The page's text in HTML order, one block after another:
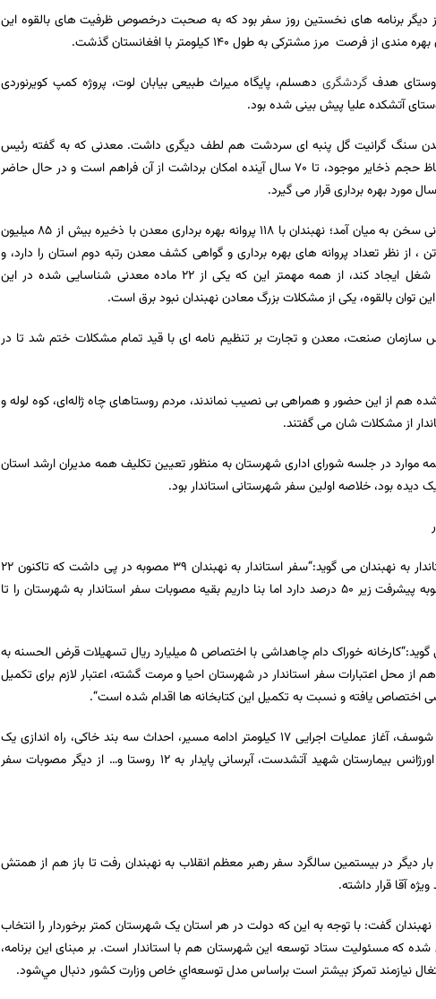
دیگر برنامه های نخستین روز سفر بود که به صحبت درخصوص ظرفیت های بالقوه این
مرز مشترکی به طول 140 کیلومتر با افغانستان گذشت.
هدف گردشگری دهسلم، پایگاه میراث طبیعی بیابان لوت، پروژه کمپ کویرنوردی
آتشکده علیا پیش بینی شده بود.
معدن سنگ گرانیت گل پنبه ای سردشت هم لطف دیگری داشت. معدنی که به گفته رئیس
حجم ذخایر موجود، تا ۷۰سال آینده امکان برداشت از آن فراهم است و در حال حاضر
مورد بهره برداری قرار می گیرد.
به میان آمد؛ نهبندانبا ۱۱۸ پروانه بهره‌ ‌برداری معدن با ذخیره بیش از ۸۵میلیون
، از نظر تعداد پروانه های بهره ‌برداری و گواهی کشف معدن رتبه دوم استان را دارد، و
شغل ایجاد کند، از همه مهمتر این که یکی از۲۲ ماده معدنی شناسایی شده در این
توان بالقوه، یکی از مشکلات بزرگ معادن نهبندان نبود برق است.
سازمان صنعت، معدن و تجارت بر تنظیم نامه ای با قید تمام مشکلات ختم شد تا در
هم از این حضور و همراهی بی نصیب نماندند، مردم روستاهای چاه ژاله‌ای، کوه لوله و
از مشکلات شان می گفتند.
موارد در جلسه شورای اداری شهرستان به منظور تعیین تکلیف همه مدیران ارشد استان
دیده بود، خلاصه اولین سفر شهرستانی استاندار بود.
به نهبندان می گوید:“سفر استاندار به نهبندان ۳۹ مصوبه در پی داشت که تاکنون۲۲
پیشرفت زیر ۵۰ درصد دارد اما بنا داریم بقیه مصوبات سفر استاندار به شهرستان را تا
“
کارخانه خوراک دام چاهداشی با اختصاص 5 میلیارد ریال تسهیلات قرض الحسنه به
محل اعتبارات سفر استاندار در شهرستان احیا و مرمت گشته، اعتبار لازم برای تکمیل
اختصاص یافته و نسبت به تکمیل این کتابخانه ها اقدام شده است“
.
شوسف، آغاز عملیات اجرایی ۱۷کیلومتر ادامه مسیر، احداث سه بند خاکی، راه اندازی یک
بیمارستان شهید آتشدست، آبرسانی پایدار به۱۲ روستا و… از دیگر مصوبات سفر
یک بار دیگر در بیستمین سالگرد سفر رهبر معظم انقلاب به نهبندان رفت تا باز هم از همتش
آقا قرار داشته.
گفت: با توجه به این که دولت در هر استان یک شهرستان‌ کمتر برخوردار را انتخاب
كه مسئوليت ستاد توسعه اين شهرستان هم با استاندار است. بر مبنای این برنامه،
نيازمند تمركز بيشتر است براساس مدل توسعه‌اي خاص وزارت كشور دنبال مي‌شود.